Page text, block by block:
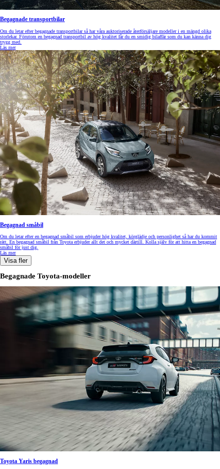
Begagnade transportbilar
Om du letar efter begagnade transportbilar så har våra auktoriserade återförsäljare modeller i en mängd olika
storlekar. Förutom en begagnad transportbil av hög kvalitet får du en smidig bilaffär som du kan känna dig
trygg med.
Läs mer
Begagnad småbil
Om du letar efter en begagnad småbil som erbjuder hög kvalitet, körglädje och personlighet så har du kommit
rätt. En begagnad småbil från Toyota erbjuder allt det och mycket därtill. Kolla själv för att hitta en begagnad
småbil för just dig.
Läs mer
Visa fler
Begagnade Toyota-modeller
Toyota Yaris begagnad